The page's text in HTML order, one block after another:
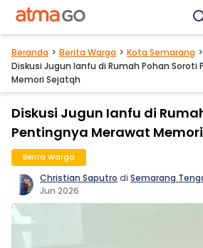
Beranda Berita Warga Kota Semarang
Diskusi Jugun Ianfu di Rumah Pohan Soroti
Memori Sejatqh
Diskusi Jugun Ianfu di
Pentingnya Merawat
Berita Warga
Christian Saputro di Semarang
Jun 2026